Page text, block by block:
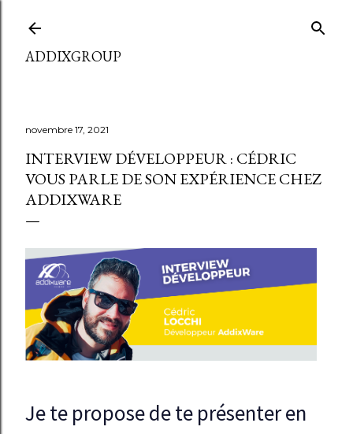
ADDIXGROUP
novembre 17, 2021
INTERVIEW DÉVELOPPEUR : CÉDRIC
VOUS PARLE DE SON EXPÉRIENCE CHEZ
ADDIXWARE
Je te propose de te présenter en